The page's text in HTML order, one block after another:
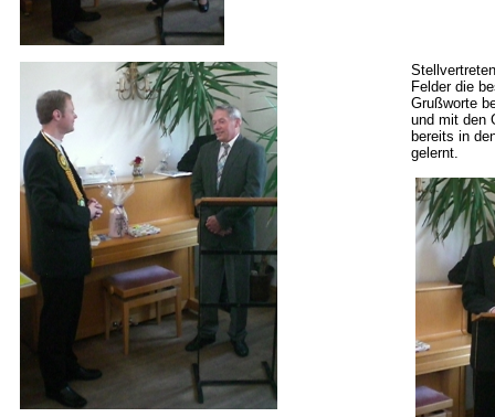
Felder die
Grußworte
und mit den
bereits in
gelernt.